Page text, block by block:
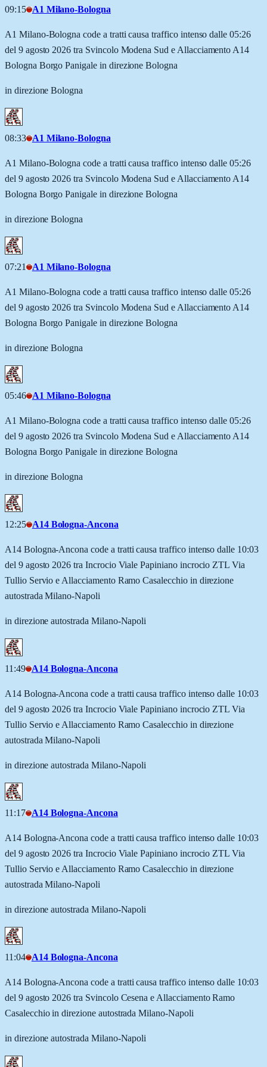
09:15 A1 Milano-Bologna
A1 Milano-Bologna code a tratti causa traffico intenso dalle 05:26
del 9 agosto 2026 tra Svincolo Modena Sud e Allacciamento A14
Bologna Borgo Panigale in direzione Bologna
in direzione Bologna
08:33 A1 Milano-Bologna
A1 Milano-Bologna code a tratti causa traffico intenso dalle 05:26
del 9 agosto 2026 tra Svincolo Modena Sud e Allacciamento A14
Bologna Borgo Panigale in direzione Bologna
in direzione Bologna
07:21 A1 Milano-Bologna
A1 Milano-Bologna code a tratti causa traffico intenso dalle 05:26
del 9 agosto 2026 tra Svincolo Modena Sud e Allacciamento A14
Bologna Borgo Panigale in direzione Bologna
in direzione Bologna
05:46 A1 Milano-Bologna
A1 Milano-Bologna code a tratti causa traffico intenso dalle 05:26
del 9 agosto 2026 tra Svincolo Modena Sud e Allacciamento A14
Bologna Borgo Panigale in direzione Bologna
in direzione Bologna
12:25 A14 Bologna-Ancona
A14 Bologna-Ancona code a tratti causa traffico intenso dalle 10:03
del 9 agosto 2026 tra Incrocio Viale Papiniano incrocio ZTL Via
Tullio Servio e Allacciamento Ramo Casalecchio in direzione
autostrada Milano-Napoli
in direzione autostrada Milano-Napoli
11:49 A14 Bologna-Ancona
A14 Bologna-Ancona code a tratti causa traffico intenso dalle 10:03
del 9 agosto 2026 tra Incrocio Viale Papiniano incrocio ZTL Via
Tullio Servio e Allacciamento Ramo Casalecchio in direzione
autostrada Milano-Napoli
in direzione autostrada Milano-Napoli
11:17 A14 Bologna-Ancona
A14 Bologna-Ancona code a tratti causa traffico intenso dalle 10:03
del 9 agosto 2026 tra Incrocio Viale Papiniano incrocio ZTL Via
Tullio Servio e Allacciamento Ramo Casalecchio in direzione
autostrada Milano-Napoli
in direzione autostrada Milano-Napoli
11:04 A14 Bologna-Ancona
A14 Bologna-Ancona code a tratti causa traffico intenso dalle 10:03
del 9 agosto 2026 tra Svincolo Cesena e Allacciamento Ramo
Casalecchio in direzione autostrada Milano-Napoli
in direzione autostrada Milano-Napoli